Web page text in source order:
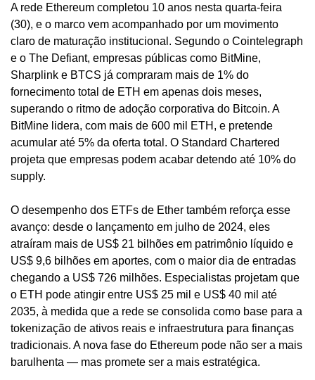
A rede Ethereum completou 10 anos nesta quarta-feira
(30), e o marco vem acompanhado por um movimento
claro de maturação institucional. Segundo o Cointelegraph
e o The Defiant, empresas públicas como BitMine,
Sharplink e BTCS já compraram mais de 1% do
fornecimento total de ETH em apenas dois meses,
superando o ritmo de adoção corporativa do Bitcoin. A
BitMine lidera, com mais de 600 mil ETH, e pretende
acumular até 5% da oferta total. O Standard Chartered
projeta que empresas podem acabar detendo até 10% do
supply.
O desempenho dos ETFs de Ether também reforça esse
avanço: desde o lançamento em julho de 2024, eles
atraíram mais de US$ 21 bilhões em patrimônio líquido e
US$ 9,6 bilhões em aportes, com o maior dia de entradas
chegando a US$ 726 milhões. Especialistas projetam que
o ETH pode atingir entre US$ 25 mil e US$ 40 mil até
2035, à medida que a rede se consolida como base para a
tokenização de ativos reais e infraestrutura para finanças
tradicionais. A nova fase do Ethereum pode não ser a mais
barulhenta — mas promete ser a mais estratégica.